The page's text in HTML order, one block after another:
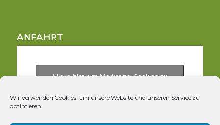
Wir verwenden Cookies, um unsere Website und unseren Service zu
optimieren.
ANFAHRT
Klicke hier, um Marketing-Cookies zu